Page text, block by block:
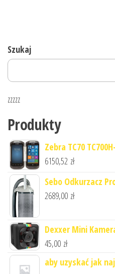
Szukaj
zzzzz
Produkty
Zebra TC70
6150,52 zł
Sebo Odkurzacz
2689,00 zł
Dexxer Mini
45,00 zł
aby uzyskać jak